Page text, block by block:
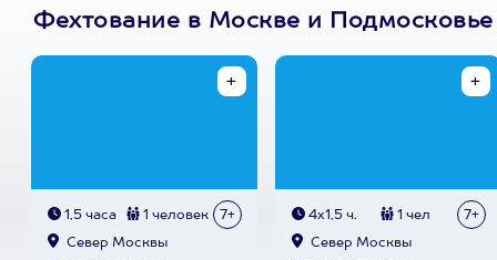
Фехтование в Москве и Подмосковье
1,5 часа 1 человек 7+
Север Москвы
4х1,5 ч. 1 чел 7+
Север Москвы